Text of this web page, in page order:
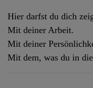
Hier darfst du dich
Mit deiner Arbeit.
Mit deiner
Mit dem, was du in